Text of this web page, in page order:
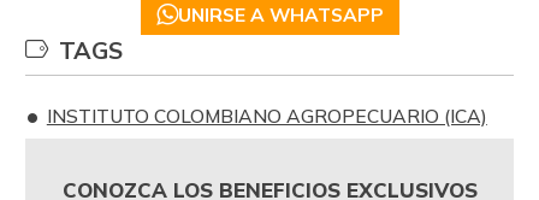
UNIRSE A WHATSAPP
TAGS
INSTITUTO COLOMBIANO AGROPECUARIO (ICA)
CONOZCA LOS BENEFICIOS EXCLUSIVOS